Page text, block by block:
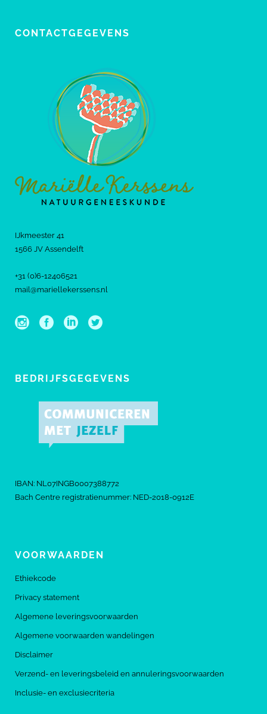
CONTACTGEGEVENS
IJkmeester 41
1566 JV Assendelft
+31 (0)6-12406521
mail@mariellekerssens.nl
BEDRIJFSGEGEVENS
IBAN: NL07INGB0007388772
Bach Centre registratienummer: NED-2018-0912E
VOORWAARDEN
Ethiekcode
Privacy statement
Algemene leveringsvoorwaarden
Algemene voorwaarden wandelingen
Disclaimer
Verzend- en leveringsbeleid en annuleringsvoorwaarden
Inclusie- en exclusiecriteria